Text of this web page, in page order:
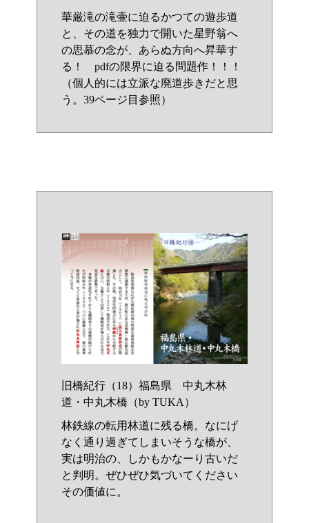
華厳滝の滝壷に迫るかつての遊歩道
と、その道を独力で開いた星野翁へ
の思慕の念が、あらぬ方向へ昇華す
る！ pdfの限界に迫る問題作！！！
（個人的には立派な廃道歩きだと思
う。39ページ目参照）
旧橋紀行（18）福島県 中丸木林
道・中丸木橋（by TUKA）
林鉄線の転用林道に残る橋。なにげ
なく通り過ぎてしまいそうな橋が、
実は明治の、しかもかなーり古いだ
と判明。ぜひぜひ気づいてください
その価値に。